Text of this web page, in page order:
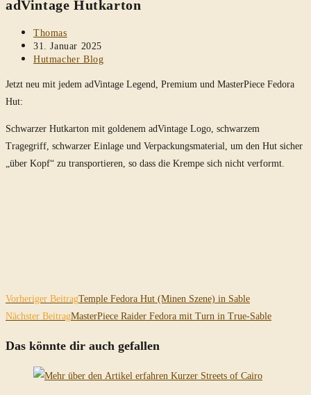
durchsuchen
adVintage Hutkarton
Beitrags-
Autor:
Thomas
Beitrag
veröffentlicht:
31. Januar 2025
Beitrags-
Hutmacher Blog
Jetzt neu mit jedem adVintage Legend, Premium und MasterPiece Fedora
Hut:
Schwarzer Hutkarton mit goldenem adVintage Logo, schwarzem
Tragegriff, schwarzer Einlage und Verpackungsmaterial, um den Hut sicher
„über Kopf“ zu transportieren, so dass die Krempe sich nicht verformt.
Weitere
Artikel
ansehen
Vorheriger BeitragTemple Fedora Hut (Minen Szene) in Sable
Nächster BeitragMasterPiece Raider Fedora mit Turn in True-Sable
Das könnte dir auch gefallen